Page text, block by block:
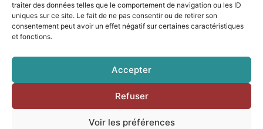
traiter des données telles que le comportement de navigation ou les ID
uniques sur ce site. Le fait de ne pas consentir ou de retirer son
consentement peut avoir un effet négatif sur certaines caractéristiques
et fonctions.
Accepter
Refuser
Voir les préférences
Les temps forts
Partenaires et
Accessibilité
Mentions légales
Plan du site